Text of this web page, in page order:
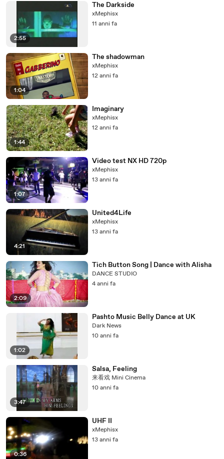
2:55
The Darkside
xMephisx
11 anni fa
1:04
The shadowman
xMephisx
12 anni fa
1:44
Imaginary
xMephisx
12 anni fa
1:07
Video test NX HD 720p
xMephisx
13 anni fa
4:21
United4Life
xMephisx
13 anni fa
2:09
Tich Button Song | Dance with Alisha
DANCE STUDIO
4 anni fa
1:02
Pashto Music Belly Dance at UK
Dark News
10 anni fa
3:47
Salsa, Feeling
来看戏 Mini Cinema
10 anni fa
0:36
UHF II
xMephisx
13 anni fa